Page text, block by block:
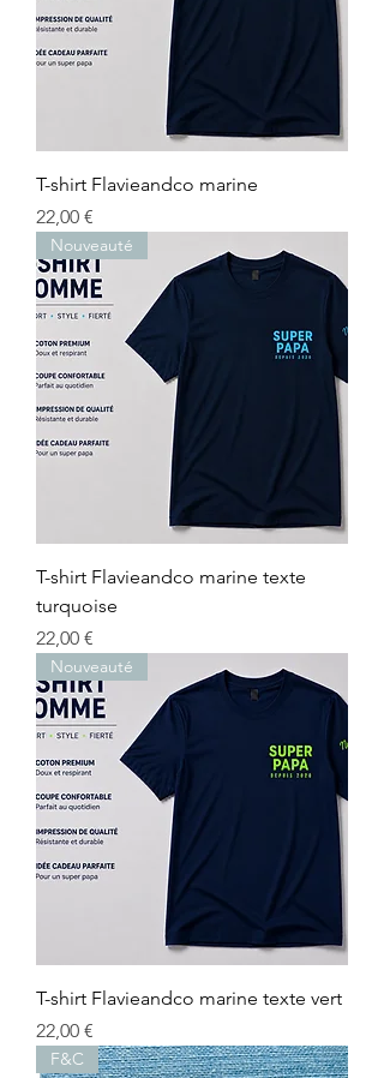
T-shirt Flavieandco marine
Prix
22,00 €
Nouveauté
T-shirt Flavieandco marine texte
turquoise
Prix
22,00 €
Nouveauté
T-shirt Flavieandco marine texte vert
Prix
22,00 €
F&C